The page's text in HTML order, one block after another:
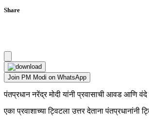
Share
Join PM Modi on WhatsApp
पंतप्रधान नरेंद्र मोदी यांनी प्रवासाची आवड आणि
एका प्रवाशाच्या ट्विटला उत्तर देताना पंतप्रधानांनी